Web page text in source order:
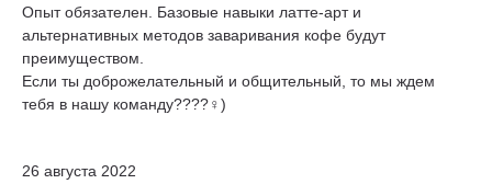
Опыт обязателен. Базовые навыки латте-арт и
альтернативных методов заваривания кофе будут
преимуществом.
Если ты доброжелательный и общительный, то мы ждем
тебя в нашу команду????‍♀️)
26 августа 2022